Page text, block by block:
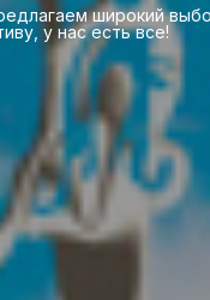
широкий
у нас есть все!